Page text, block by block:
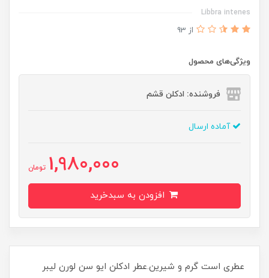
Libbra intenes
از 93
ویژگی‌های محصول
فروشنده: ادکلن قشم
آماده ارسال
1,980,000 تومان
عطری است گرم و شیرین.عطر ادکلن ایو سن لورن لیبر